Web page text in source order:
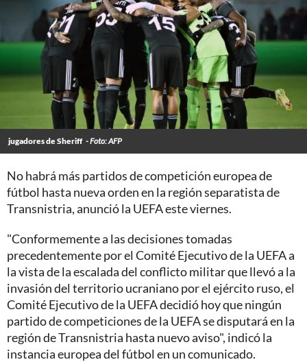
jugadores de Sheriff - Foto: AFP
No habrá más partidos de competición europea de
fútbol hasta nueva orden en la región separatista de
Transnistria, anunció la UEFA este viernes.
"Conformemente a las decisiones tomadas
precedentemente por el Comité Ejecutivo de la UEFA a
la vista de la escalada del conflicto militar que llevó a la
invasión del territorio ucraniano por el ejército ruso, el
Comité Ejecutivo de la UEFA decidió hoy que ningún
partido de competiciones de la UEFA se disputará en la
región de Transnistria hasta nuevo aviso", indicó la
instancia europea del fútbol en un comunicado.